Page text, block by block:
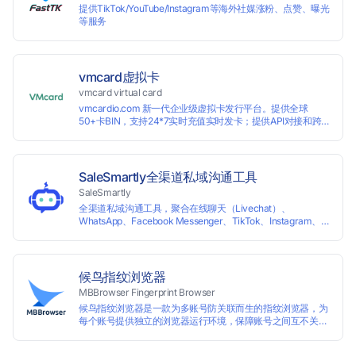
提供TikTok/YouTube/Instagram等海外社媒涨粉、点赞、曝光
等服务
vmcard虚拟卡
vmcard virtual card
vmcardio.com 新一代企业级虚拟卡发行平台。提供全球
50+卡BIN，支持24*7实时充值实时发卡；提供API对接和跨
SaleSmartly全渠道私域沟通工具
SaleSmartly
全渠道私域沟通工具，聚合在线聊天（Livechat）、
WhatsApp、Facebook Messenger、TikTok、Instagram、
候鸟指纹浏览器
MBBrowser Fingerprint Browser
候鸟指纹浏览器是一款为多账号防关联而生的指纹浏览器，为
每个账号提供独立的浏览器运行环境，保障账号之间互不关